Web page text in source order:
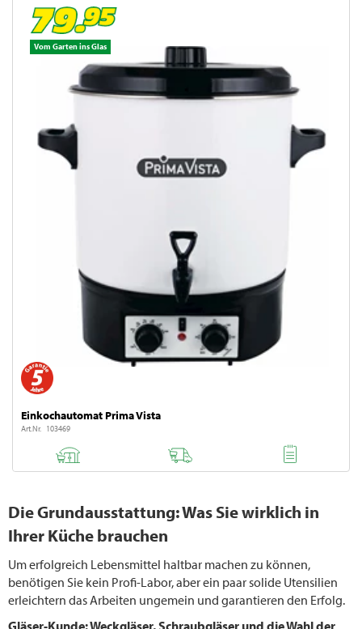
Vom Garten ins Glas
Einkochautomat Prima Vista
Art.Nr. 103469
Die Grundausstattung: Was Sie wirklich in
Ihrer Küche brauchen
Um erfolgreich Lebensmittel haltbar machen zu können,
benötigen Sie kein Profi-Labor, aber ein paar solide Utensilien
erleichtern das Arbeiten ungemein und garantieren den Erfolg.